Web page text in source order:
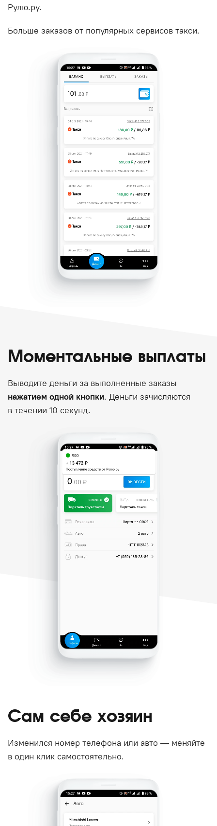
Рулю.ру.
Больше заказов от популярных сервисов такси.
Моментальные выплаты
Выводите деньги за выполненные заказы
нажатием одной кнопки. Деньги зачисляются
в течении 10 секунд.
Сам себе хозяин
Изменился номер телефона или авто — меняйте
в один клик самостоятельно.